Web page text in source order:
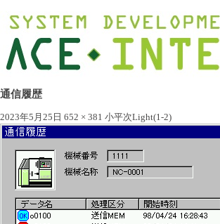
通信履歴
2023年5月25日 652 × 381 小平次Light(1-2)